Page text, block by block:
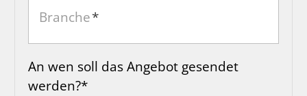
Branche*
An wen soll das Angebot gesendet
werden?*